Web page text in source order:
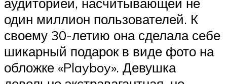
Меню
один миллион пользователей. К
своему 30-летию она сделала себе
шикарный подарок в виде фото на
обложке «Playboy». Девушка